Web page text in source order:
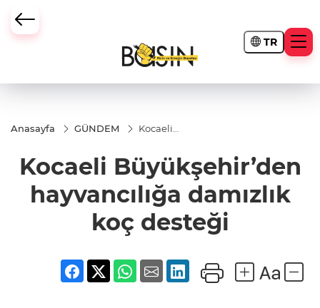
TR
Anasayfa GÜNDEM
Kocaeli
damızlık koç
desteği
Kocaeli Büyükşehir’den
hayvancılığa damızlık
koç desteği